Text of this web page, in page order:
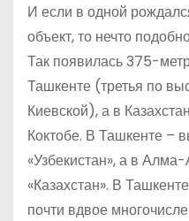
И если в одной
объект, то нечто
Так появилась 375-
Ташкенте (третья по
Киевской), а в
Коктобе. В Ташкенте –
«Узбекистан», а в
«Казахстан». В
почти вдвое